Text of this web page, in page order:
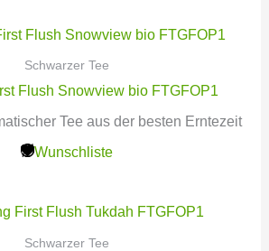
Schwarzer Tee
Flush Snowview bio FTGFOP1
Tee aus der besten Erntezeit
Wunschliste
Schwarzer Tee